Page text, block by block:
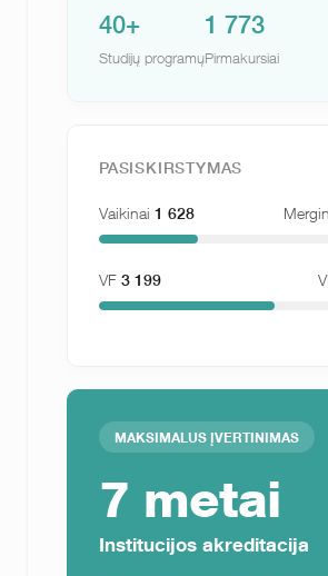
40+
Studijų programų
1 773
Pirmakursiai
PASISKIRSTYMAS
Vaikinai 1 628
VF 3 199
MAKSIMALUS ĮVERTINIMAS
7 metai
Institucijos akreditacija